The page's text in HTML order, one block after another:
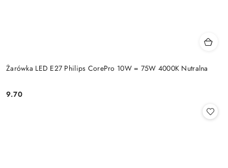
Żarówka LED E27 Philips CorePro 10W = 75W 4000K Nutralna
Cena:
9.70